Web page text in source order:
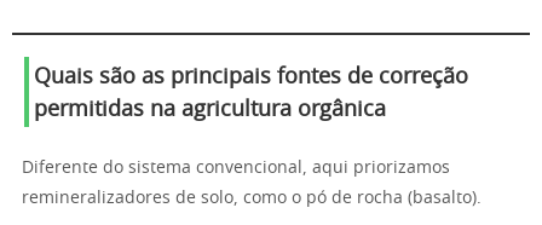
Quais são as principais fontes de correção
permitidas na agricultura orgânica
Diferente do sistema convencional, aqui priorizamos
remineralizadores de solo, como o pó de rocha (basalto).